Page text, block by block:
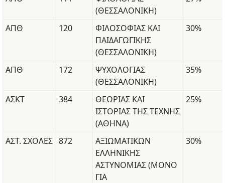
(ΘΕΣΣΑΛΟΝΙΚΗ)
ΑΠΘ 120
ΦΙΛΟΣΟΦΙΑΣ ΚΑΙ
ΠΑΙΔΑΓΩΓΙΚΗΣ
(ΘΕΣΣΑΛΟΝΙΚΗ)
30%
ΑΠΘ 172
ΨΥΧΟΛΟΓΙΑΣ
(ΘΕΣΣΑΛΟΝΙΚΗ)
35%
ΑΣΚΤ 384
ΘΕΩΡΙΑΣ ΚΑΙ
ΙΣΤΟΡΙΑΣ ΤΗΣ ΤΕΧΝΗΣ
(ΑΘΗΝΑ)
25%
ΑΣΤ. ΣΧΟΛΕΣ 872
ΑΞΙΩΜΑΤΙΚΩΝ
ΕΛΛΗΝΙΚΗΣ
ΑΣΤΥΝΟΜΙΑΣ (ΜΟΝΟ
ΓΙΑ
30%